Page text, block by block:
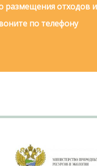
размещения отходов
по телефону